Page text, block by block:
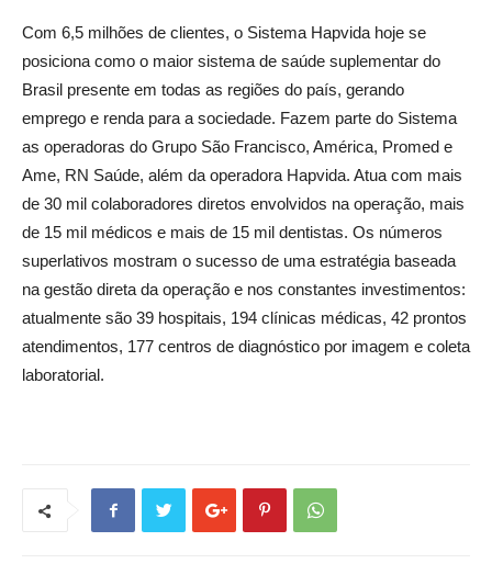
Com 6,5 milhões de clientes, o Sistema Hapvida hoje se
posiciona como o maior sistema de saúde suplementar do
Brasil presente em todas as regiões do país, gerando
emprego e renda para a sociedade. Fazem parte do Sistema
as operadoras do Grupo São Francisco, América, Promed e
Ame, RN Saúde, além da operadora Hapvida. Atua com mais
de 30 mil colaboradores diretos envolvidos na operação, mais
de 15 mil médicos e mais de 15 mil dentistas. Os números
superlativos mostram o sucesso de uma estratégia baseada
na gestão direta da operação e nos constantes investimentos:
atualmente são 39 hospitais, 194 clínicas médicas, 42 prontos
atendimentos, 177 centros de diagnóstico por imagem e coleta
laboratorial.